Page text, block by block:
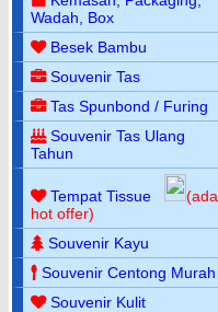
Wadah, Box
Besek Bambu
Souvenir Tas
Tas Spunbond / Furing
Souvenir Tas Ulang
Tahun
Tempat Tissue
(ada
hot offer)
Souvenir Kayu
Souvenir Centong Murah
Souvenir Kulit